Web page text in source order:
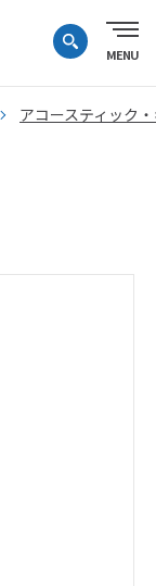
アコースティック